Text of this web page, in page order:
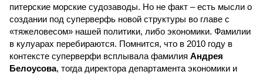
питерские морские судозаводы. Но не факт – есть мысли о
создании под суперверфь новой структуры во главе с
«тяжеловесом» нашей политики, либо экономики. Фамилии
в кулуарах перебираются. Помнится, что в 2010 году в
контексте суперверфи всплывала фамилия Андрея
Белоусова, тогда директора департамента экономики и